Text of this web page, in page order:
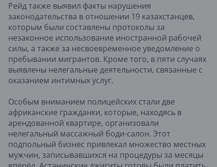
Рейд также выявил факты нарушения
законодательства в отношении 19 казахстанцев,
которым были составлены протоколы за
незаконное использование иностранной рабочей
силы, а также за несвоевременное уведомление о
пребывании мигрантов. Кроме того, в пяти случаях
выявлены нелегальные деятельности, связанные с
оказанием интимных услуг.
Особым вниманием полицейских стали две
африканские гражданки, которые, находясь в
арендованной квартире, организовали
нелегальный массажный боди-салон. Этот
подпольный бизнес привлекал множество местных
мужчин, записывавшихся на процедуры за месяцы